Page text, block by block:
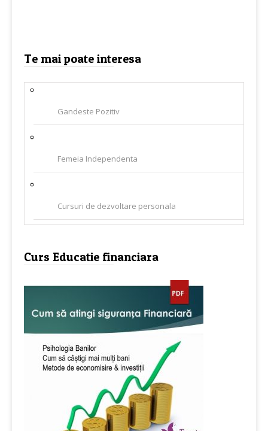
Te mai poate interesa
Gandeste Pozitiv
Femeia Independenta
Cursuri de dezvoltare personala
Curs Educatie financiara